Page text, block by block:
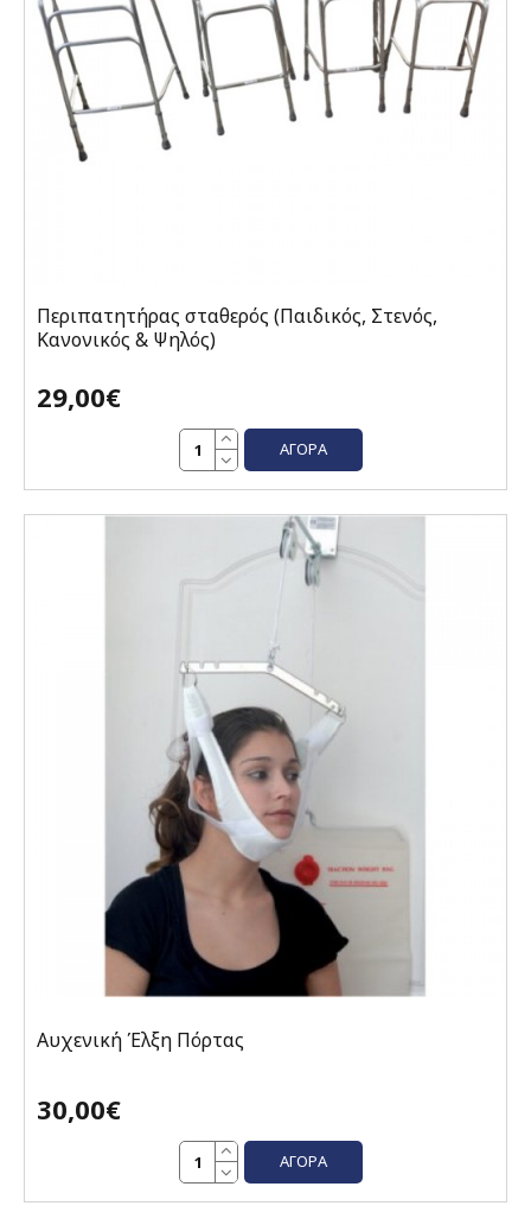
Περιπατητήρας σταθερός (Παιδικός, Στενός,
Κανονικός & Ψηλός)
29,00€
ΑΓΟΡΆ
Αυχενική Έλξη Πόρτας
30,00€
ΑΓΟΡΆ